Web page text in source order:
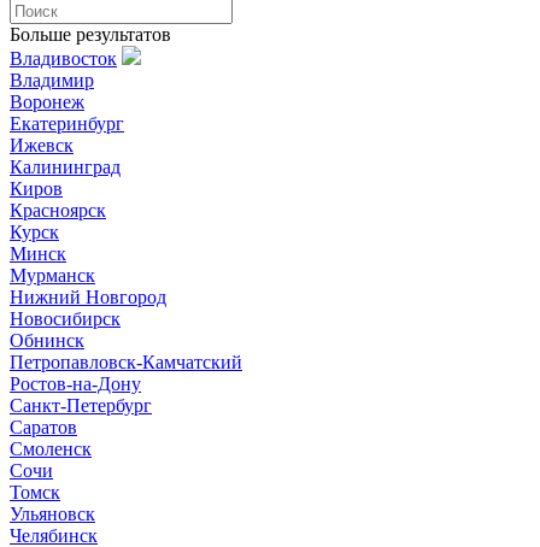
Больше результатов
Владивосток
Владимир
Воронеж
Екатеринбург
Ижевск
Калининград
Киров
Красноярск
Курск
Минск
Мурманск
Нижний Новгород
Новосибирск
Обнинск
Петропавловск-Камчатский
Ростов-на-Дону
Санкт-Петербург
Саратов
Смоленск
Сочи
Томск
Ульяновск
Челябинск